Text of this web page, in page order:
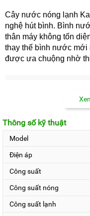
Cây nước nóng lạnh
nghệ hút bình. Bình
thân máy không tốn
thay thế bình nước mới
được ưa chuộng nhờ
Thông số kỹ thuật
Model
Điện áp
Công suất
Công suất nóng
Công suất lạnh